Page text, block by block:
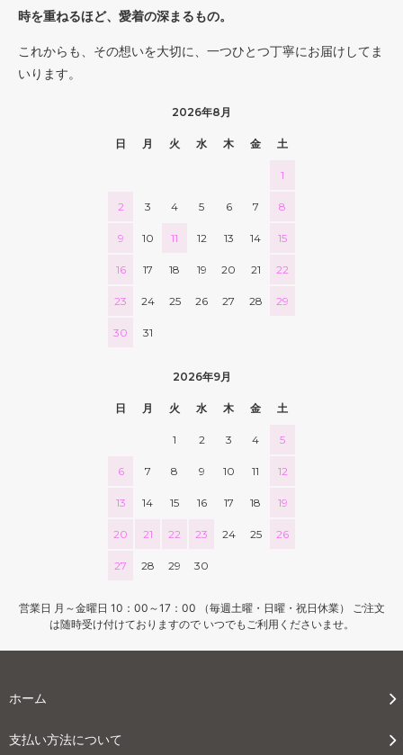
時を重ねるほど、愛着の深まるもの。
これからも、その想いを大切に、一つひとつ丁寧にお届けしてま
いります。
2026年8月
日 月 火 水 木 金 土
1
2 3 4 5 6 7 8
9 10 11 12 13 14 15
16 17 18 19 20 21 22
23 24 25 26 27 28 29
30 31
2026年9月
日 月 火 水 木 金 土
1 2 3 4 5
6 7 8 9 10 11 12
13 14 15 16 17 18 19
20 21 22 23 24 25 26
27 28 29 30
営業日 月～金曜日 10：00～17：00 （毎週土曜・日曜・祝日休業） ご注文
は随時受け付けておりますので いつでもご利用くださいませ。
ホーム
支払い方法について